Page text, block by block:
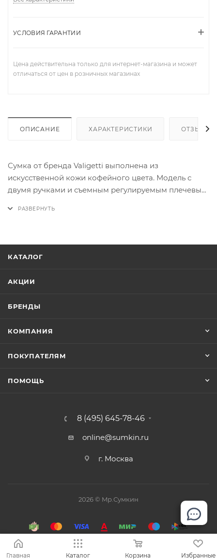
УСЛОВИЯ ГАРАНТИИ
Цена действительна только для интернет-магазина и может
отличаться от цен в розничных магазинах
ОПИСАНИЕ ХАРАКТЕРИСТИКИ ОТЗЫВЫ
Сумка от бренда Valigetti выполнена из
искусственной кожи кофейного цвета. Модель с
двумя ручками и съемным регулируемым плечевым
КАТАЛОГ
АКЦИИ
БРЕНДЫ
КОМПАНИЯ
ПОКУПАТЕЛЯМ
ПОМОЩЬ
8 (495) 645-78-46
online@sumkin.ru
г. Москва
2026 © Mр.Сумкин
Главная Каталог Корзина Избранные